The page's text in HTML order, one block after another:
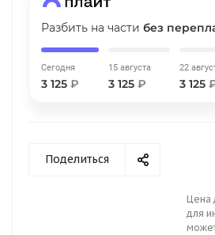
Разбить на части без
Сегодня
3 125 ₽
15 августа
3 125 ₽
22
3 125
Поделиться
Цена
для